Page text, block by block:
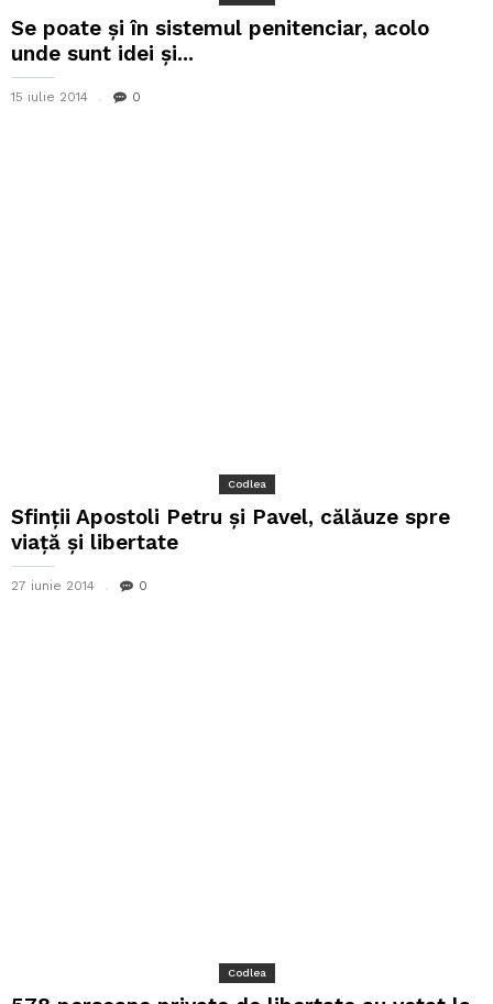
Se poate și în sistemul penitenciar, acolo
unde sunt idei și...
15 iulie 2014 0
Codlea
Sfinții Apostoli Petru și Pavel, călăuze spre
viață și libertate
27 iunie 2014 0
Codlea